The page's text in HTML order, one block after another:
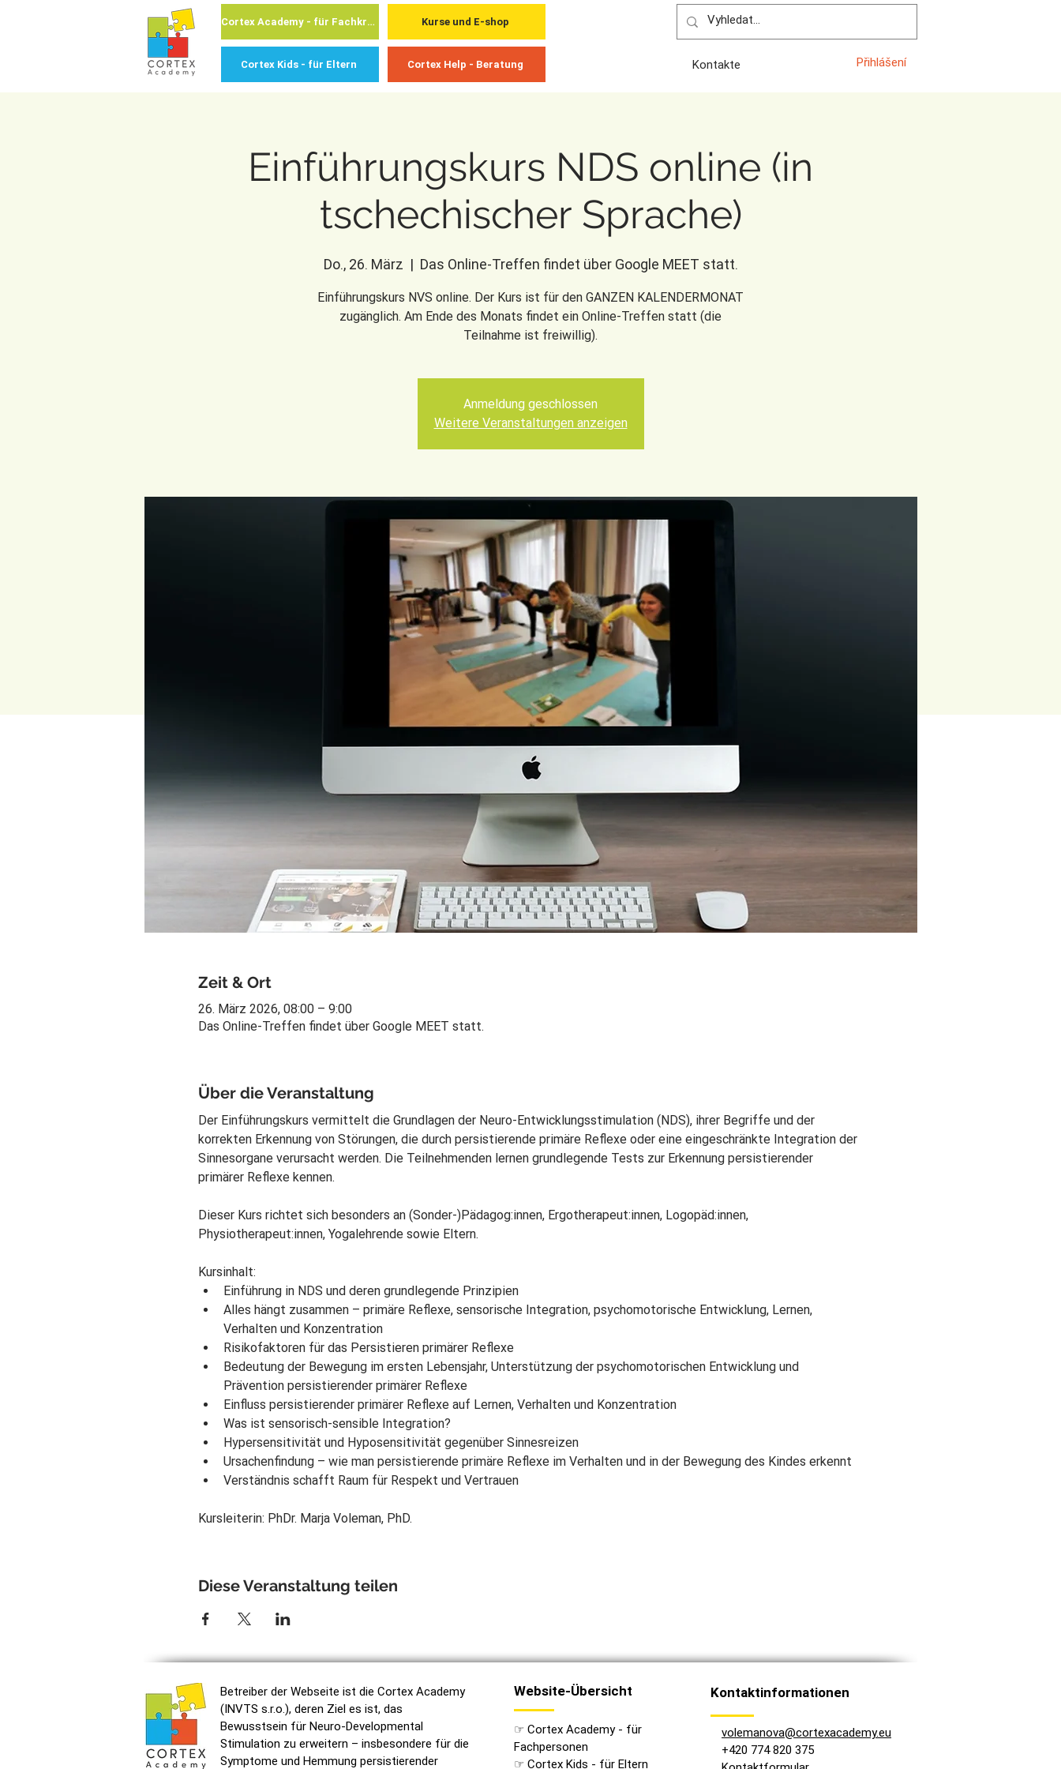
Cortex Academy - für Fachkräfte Kurse und E-shop
Cortex Kids - für Eltern Cortex Help - Beratung Kontakte Přihlášení
Einführungskurs NDS online (in
tschechischer Sprache)
Do., 26. März
  |
Das Online-Treffen findet über Google MEET statt.
Einführungskurs NVS online. Der Kurs ist für den GANZEN KALENDERMONAT
zugänglich. Am Ende des Monats findet ein Online-Treffen statt (die
Teilnahme ist freiwillig).
Anmeldung geschlossen
Weitere Veranstaltungen anzeigen
Zeit & Ort
26. März 2026, 08:00 – 9:00
Das Online-Treffen findet über Google MEET statt.
Über die Veranstaltung
Der Einführungskurs vermittelt die Grundlagen der Neuro-Entwicklungsstimulation (NDS), ihrer Begriffe und der
korrekten Erkennung von Störungen, die durch persistierende primäre Reflexe oder eine eingeschränkte Integration der
Sinnesorgane verursacht werden. Die Teilnehmenden lernen grundlegende Tests zur Erkennung persistierender
primärer Reflexe kennen.
Dieser Kurs richtet sich besonders an (Sonder-)Pädagog:innen, Ergotherapeut:innen, Logopäd:innen,
Physiotherapeut:innen, Yogalehrende sowie Eltern.
Kursinhalt:
Einführung in NDS und deren grundlegende Prinzipien
Alles hängt zusammen – primäre Reflexe, sensorische Integration, psychomotorische Entwicklung, Lernen,
Verhalten und Konzentration
Risikofaktoren für das Persistieren primärer Reflexe
Bedeutung der Bewegung im ersten Lebensjahr, Unterstützung der psychomotorischen Entwicklung und
Prävention persistierender primärer Reflexe
Einfluss persistierender primärer Reflexe auf Lernen, Verhalten und Konzentration
Was ist sensorisch-sensible Integration?
Hypersensitivität und Hyposensitivität gegenüber Sinnesreizen
Ursachenfindung – wie man persistierende primäre Reflexe im Verhalten und in der Bewegung des Kindes erkennt
Verständnis schafft Raum für Respekt und Vertrauen
Kursleiterin: PhDr. Marja Voleman, PhD.
Diese Veranstaltung teilen
Betreiber der Webseite ist die Cortex Academy
(INVTS s.r.o.), deren Ziel es ist, das
Bewusstsein für Neuro-Developmental
Stimulation zu erweitern – insbesondere für die
Symptome und Hemmung persistierender
Website-Übersicht Kontaktinformationen
☞ Cortex Academy - für
Fachpersonen
☞ Cortex Kids - für Eltern
volemanova@cortexacademy.eu
+420 774 820 375